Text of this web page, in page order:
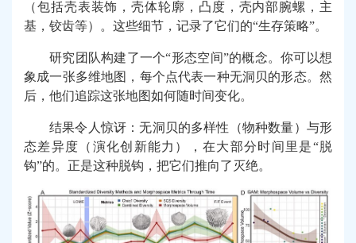
（包括壳表装饰，壳体轮廓，凸度，壳内部腕螺，主
基，铰齿等）。这些细节，记录了它们的“生存策略”。
研究团队构建了一个“形态空间”的概念。你可以想
象成一张多维地图，每个点代表一种无洞贝的形态。然
后，他们追踪这张地图如何随时间变化。
结果令人惊讶：无洞贝的多样性（物种数量）与形
态差异度（演化创新能力），在大部分时间里是“脱
钩”的。正是这种脱钩，把它们推向了灭绝。